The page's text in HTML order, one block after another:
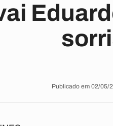
Publicado em 02/05/